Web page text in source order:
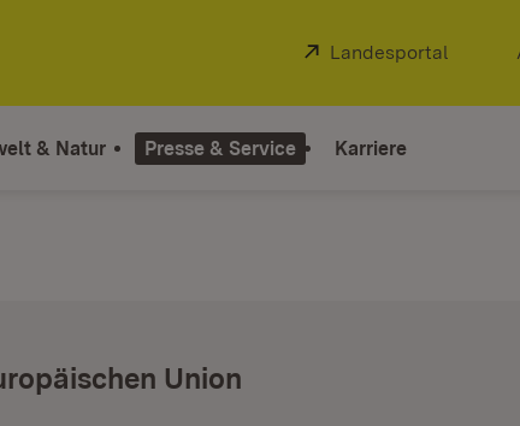
Extern:
Landesportal
& Natur Presse & Service Karriere
Union